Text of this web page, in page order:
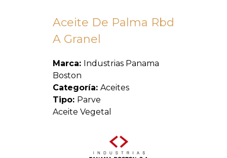
Aceite De Palma Rbd
A Granel
Marca: Industrias Panama
Boston
Categoría: Aceites
Tipo: Parve
Aceite Vegetal